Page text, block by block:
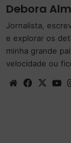
Debora
Jornalista,
e explorar os
minha grande
velocidade ou
We Fa
X